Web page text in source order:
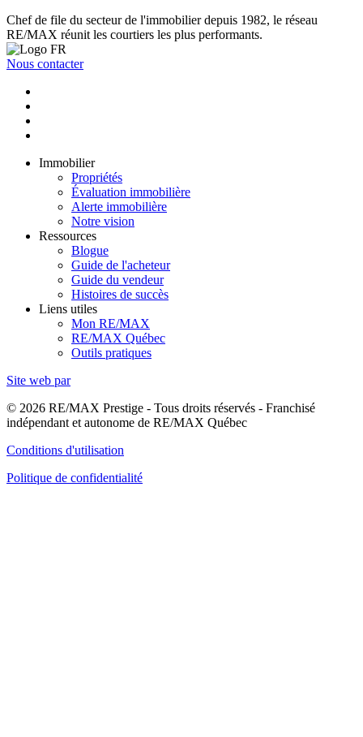
Chef de file du secteur de l'immobilier depuis 1982, le réseau
RE/MAX réunit les courtiers les plus performants.
Nous contacter
Immobilier
Propriétés
Évaluation immobilière
Alerte immobilière
Notre vision
Ressources
Blogue
Guide de l'acheteur
Guide du vendeur
Histoires de succès
Liens utiles
Mon RE/MAX
RE/MAX Québec
Outils pratiques
Site web par
© 2026 RE/MAX Prestige - Tous droits réservés - Franchisé
indépendant et autonome de RE/MAX Québec
Conditions d'utilisation
Politique de confidentialité